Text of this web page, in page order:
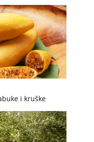
i kruške